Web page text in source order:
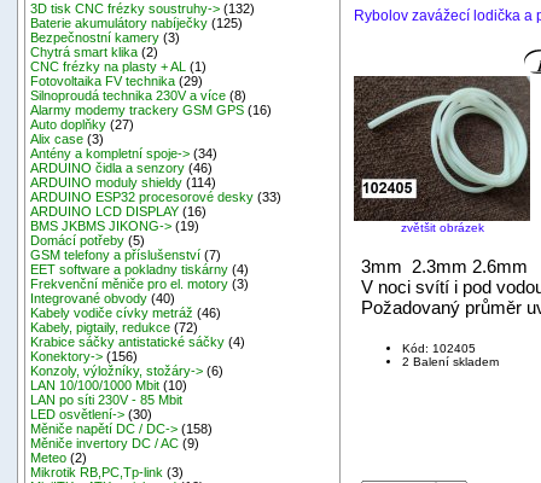
3D tisk CNC frézky soustruhy-> (132)
Baterie akumulátory nabíječky (125)
Bezpečnostní kamery (3)
Chytrá smart klika (2)
CNC frézky na plasty + AL
(1)
Fotovoltaika FV technika (29)
Silnoproudá technika 230V a více (8)
Alarmy modemy trackery GSM GPS (16)
Auto doplňky (27)
Alix case (3)
Antény a kompletní spoje-> (34)
ARDUINO čidla a senzory (46)
ARDUINO moduly shieldy (114)
ARDUINO ESP32 procesorové desky (33)
ARDUINO LCD DISPLAY (16)
BMS JKBMS JIKONG-> (19)
Domácí potřeby (5)
GSM telefony a příslušenství (7)
EET software a pokladny tiskárny (4)
Frekvenční měniče pro el. motory (3)
Integrované obvody (40)
Kabely vodiče cívky metráž (46)
Kabely, pigtaily, redukce (72)
Krabice sáčky antistatické sáčky (4)
Konektory-> (156)
Konzoly, výložníky, stožáry-> (6)
LAN 10/100/1000 Mbit (10)
LAN po síti 230V - 85 Mbit
LED osvětlení-> (30)
Měniče napětí DC / DC-> (158)
Měniče invertory DC / AC (9)
Meteo (2)
Mikrotik RB,PC,Tp-link (3)
Rybolov zavážecí lodička a
zvětšit obrázek
3mm 2.3mm 2.6mm
V noci svítí i pod
Požadovaný průměr
Kód: 102405
2 Balení skladem